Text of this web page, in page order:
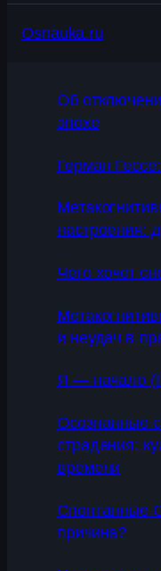
Osnauka.ru
Об
эпохе
Герман
настроения:
Чего хочет
и неудач в
Я — начало
Осознанные
страдания:
времени
Спонтанные
причина?